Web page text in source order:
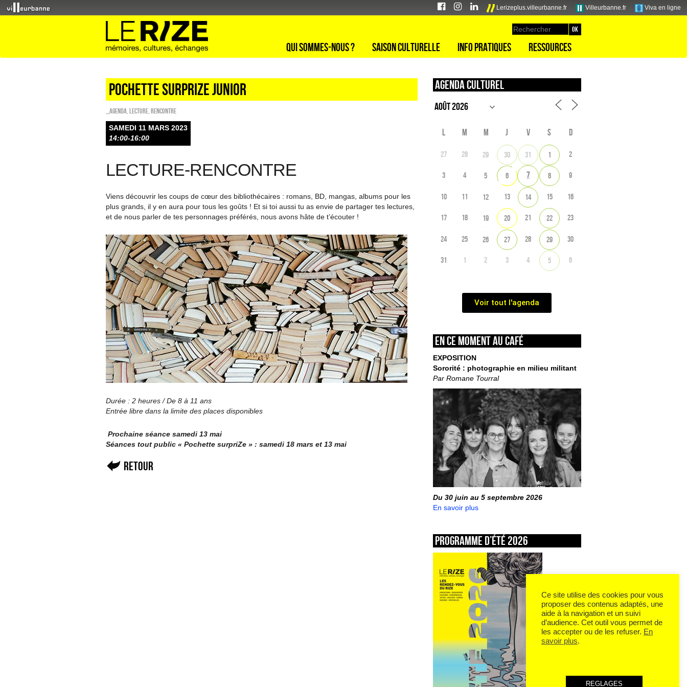
Lerizeplus.villeurbanne.fr Villeurbanne.fr Viva en ligne
Qui sommes-nous ? Saison culturelle Info pratiques Ressources
POCHETTE SURPRIZE Junior
_Agenda Lecture Rencontre
SAMEDI 11 MARS 2023
14:00-16:00
LECTURE-RENCONTRE
Viens découvrir les coups de cœur des bibliothécaires : romans, BD, mangas, albums pour les
plus grands, il y en aura pour tous les goûts ! Et si toi aussi tu as envie de partager tes lectures,
et de nous parler de tes personnages préférés, nous avons hâte de t’écouter !
Durée : 2 heures / De 8 à 11 ans
Entrée libre dans la limite des places disponibles
Prochaine séance samedi 13 mai
Séances tout public « Pochette surpriZe » : samedi 18 mars et 13 mai
Retour
Agenda culturel
L M M J V S D
27 28 29 30 31 1 2
3 4 5 6 7 8 9
10 11 12 13 14 15 16
17 18 19 20 21 22 23
24 25 26 27 28 29 30
31 1 2 3 4 5 6
Voir tout l'agenda
En ce moment au café
EXPOSITION
Sororité : photographie en milieu militant
Par Romane Tourral
Du 30 juin au 5 septembre 2026
En savoir plus
Programme d’été 2026
Ce site utilise des cookies pour vous
proposer des contenus adaptés, une
aide à la navigation et un suivi
d’audience. Cet outil vous permet de
les accepter ou de les refuser. En
savoir plus.
REGLAGES